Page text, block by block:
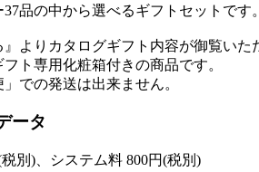
品の中から選べるギフトセットです。
よりカタログギフト内容が御覧いた
ト専用化粧箱付きの商品です。
での発送は出来ません。
別)、システム料 800円(税別)